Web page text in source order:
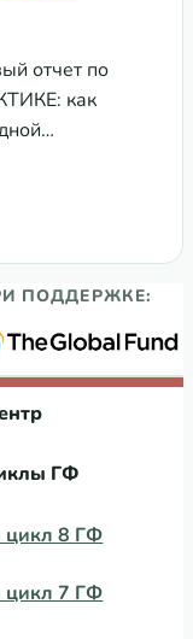
отчет по
как
с ТБ-ВИЧ
ПОДДЕРЖКЕ:
ГФ
цикл 8 ГФ
цикл 7 ГФ